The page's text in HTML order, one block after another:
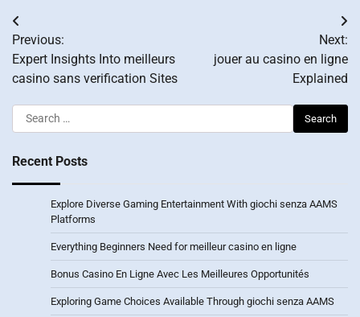
Post
navigation
Previous:
Expert Insights Into meilleurs
casino sans verification Sites
Next:
jouer au casino en ligne
Explained
Search
for:
Recent Posts
Explore Diverse Gaming Entertainment With giochi senza AAMS
Platforms
Everything Beginners Need for meilleur casino en ligne
Bonus Casino En Ligne Avec Les Meilleures Opportunités
Exploring Game Choices Available Through giochi senza AAMS